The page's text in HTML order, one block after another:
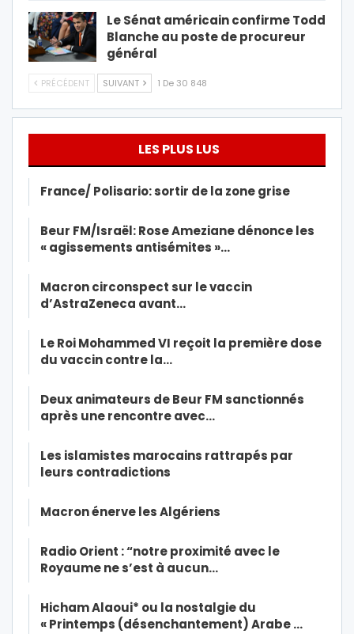
Le Sénat américain confirme Todd
Blanche au poste de procureur
général
PRÉCÉDENT SUIVANT 1 De 30 848
LES PLUS LUS
France/ Polisario: sortir de la zone grise
Beur FM/Israël: Rose Ameziane dénonce les
« agissements antisémites »…
Macron circonspect sur le vaccin
d’AstraZeneca avant…
Le Roi Mohammed VI reçoit la première dose
du vaccin contre la…
Deux animateurs de Beur FM sanctionnés
après une rencontre avec…
Les islamistes marocains rattrapés par
leurs contradictions
Macron énerve les Algériens
Radio Orient : “notre proximité avec le
Royaume ne s’est à aucun…
Hicham Alaoui* ou la nostalgie du
« Printemps (désenchantement) Arabe …